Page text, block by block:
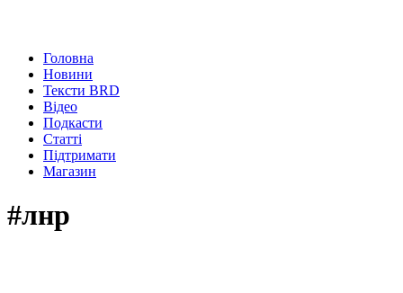
Головна
Новини
Тексти BRD
Відео
Подкасти
Статті
Підтримати
Магазин
#лнр